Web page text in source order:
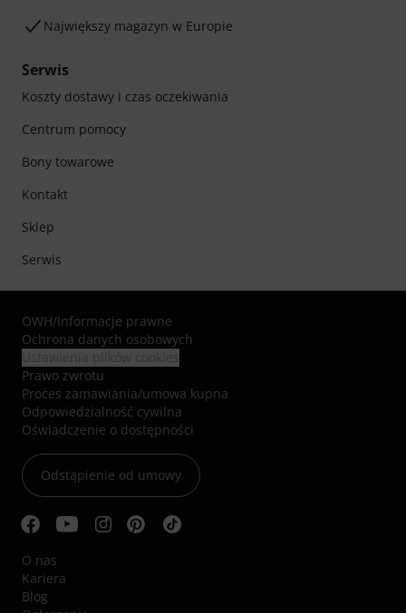
Największy magazyn w Europie
Serwis
Koszty dostawy i czas oczekiwania
Centrum pomocy
Bony towarowe
Kontakt
Sklep
Serwis
OWH/Informacje prawne
Ochrona danych osobowych
Prawo zwrotu
Proces zamawiania/umowa kupna
Odpowiedzialność cywilna
Oświadczenie o dostępności
Odstąpienie od umowy
O nas
Kariera
Blog